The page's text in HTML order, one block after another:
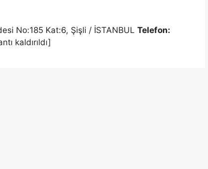
No:185 Kat:6, Şişli / İSTANBUL Telefon:
kaldırıldı]